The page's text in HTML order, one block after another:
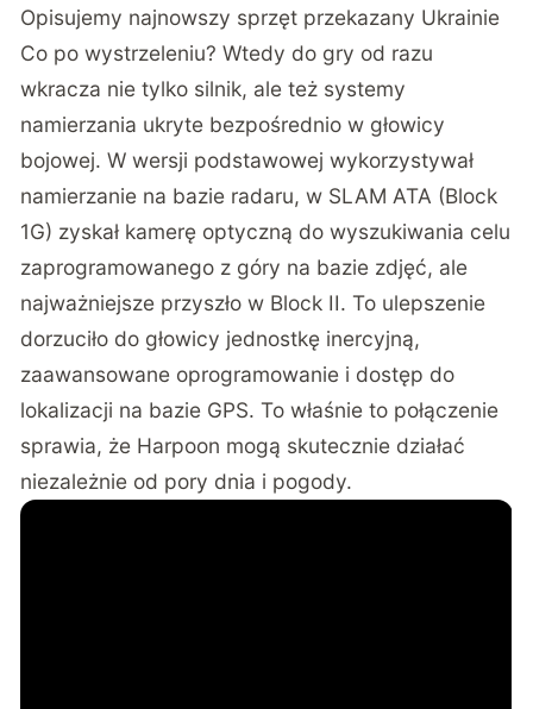
Opisujemy najnowszy sprzęt przekazany Ukrainie
Co po wystrzeleniu? Wtedy do gry od razu
wkracza nie tylko silnik, ale też systemy
namierzania ukryte bezpośrednio w głowicy
bojowej. W wersji podstawowej wykorzystywał
namierzanie na bazie radaru, w SLAM ATA (Block
1G) zyskał kamerę optyczną do wyszukiwania celu
zaprogramowanego z góry na bazie zdjęć, ale
najważniejsze przyszło w Block II. To ulepszenie
dorzuciło do głowicy jednostkę inercyjną,
zaawansowane oprogramowanie i dostęp do
lokalizacji na bazie GPS. To właśnie to połączenie
sprawia, że Harpoon mogą skutecznie działać
niezależnie od pory dnia i pogody.